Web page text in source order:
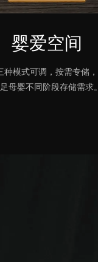
婴爱空间
种模式可调，按需专储，
母婴不同阶段存储需求。